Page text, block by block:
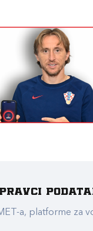
a, platforme za